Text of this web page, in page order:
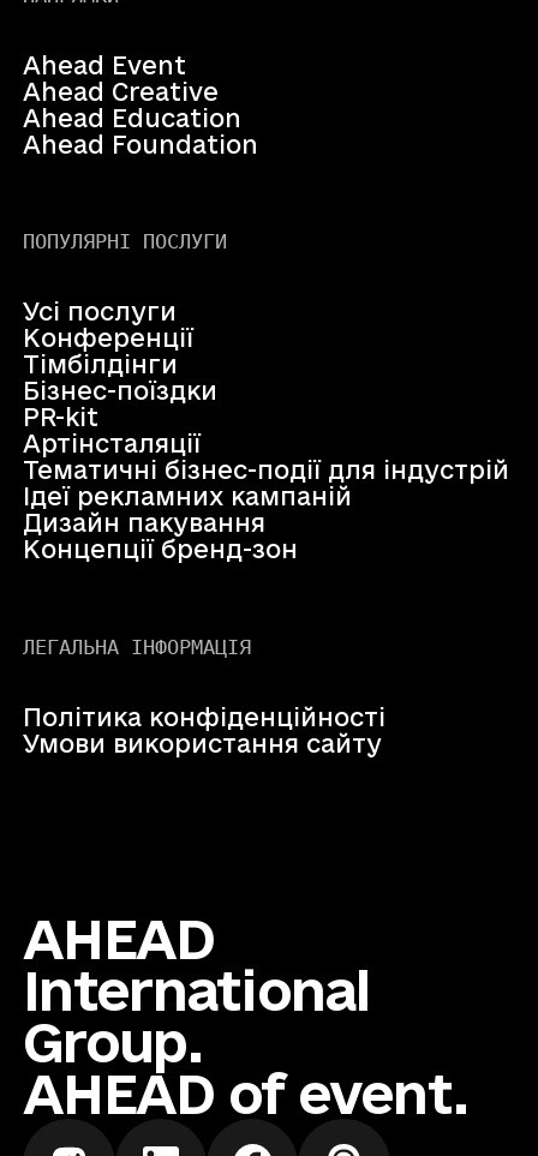
Ahead Event
Ahead Creative
Ahead Education
Ahead Foundation
ПОПУЛЯРНІ ПОСЛУГИ
Усі послуги
Конференції
Тімбілдінги
Бізнес-поїздки
PR-kit
Артінсталяції
Тематичні бізнес-події для індустрій
Ідеї рекламних кампаній
Дизайн пакування
Концепції бренд-зон
ЛЕГАЛЬНА ІНФОРМАЦІЯ
Політика конфіденційності
Умови використання сайту
AHEAD
International
Group.
AHEAD of event.